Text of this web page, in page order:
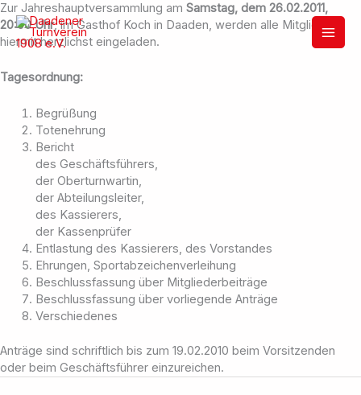
Zum
Inhalt
springen
Zur Jahreshauptversammlung am Samstag, dem 26.02.2011,
20:00 Uhr, im Gasthof Koch in Daaden, werden alle Mitglieder
hiermit herzlichst eingeladen.
Tagesordnung:
Begrüßung
Totenehrung
Bericht
des Geschäftsführers,
der Oberturnwartin,
der Abteilungsleiter,
des Kassierers,
der Kassenprüfer
Entlastung des Kassierers, des Vorstandes
Ehrungen, Sportabzeichenverleihung
Beschlussfassung über Mitgliederbeiträge
Beschlussfassung über vorliegende Anträge
Verschiedenes
Anträge sind schriftlich bis zum 19.02.2010 beim Vorsitzenden
oder beim Geschäftsführer einzureichen.